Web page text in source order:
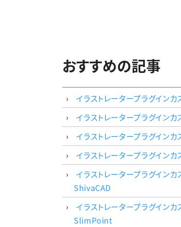
おすすめの記事
イラストレータープラグインカ
イラストレータープラグイン
イラストレータープラグイン
イラストレータープラグイン
イラストレータープラグインカ
ShivaCAD
イラストレータープラグインカ
SlimPoint